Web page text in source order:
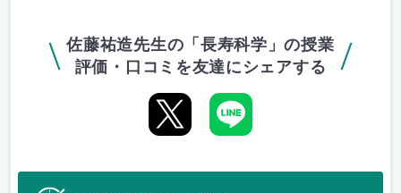
佐藤祐造先生の「長寿科学」の授業
評価・口コミを友達にシェアする